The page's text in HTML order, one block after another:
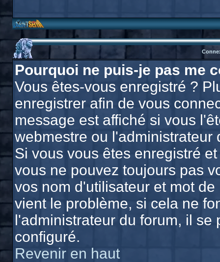
Pourquoi ne puis-je pas me
Vous êtes-vous enregistré ?
enregistrer afin de vous
message est affiché si vous
webmestre ou l'administrateur
Si vous vous êtes enregistré
vous ne pouvez toujours pas
vos nom d'utilisateur et mot
vient le problème, si cela ne
l'administrateur du forum, il se
configuré.
Revenir en haut